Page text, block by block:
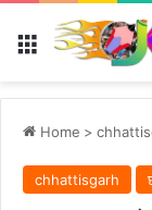
Menu
Home >
chhattisgarh